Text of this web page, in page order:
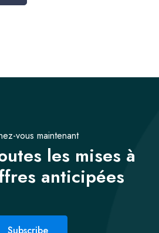
vous maintenant
les mises à
anticipées
Subscribe